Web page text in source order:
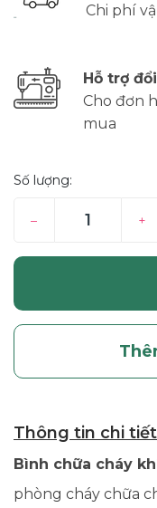
Chi phí
Hỗ trợ
Cho đơn
mua
Số lượng:
– +
Thông tin chi
Bình chữa cháy
phòng cháy chữa